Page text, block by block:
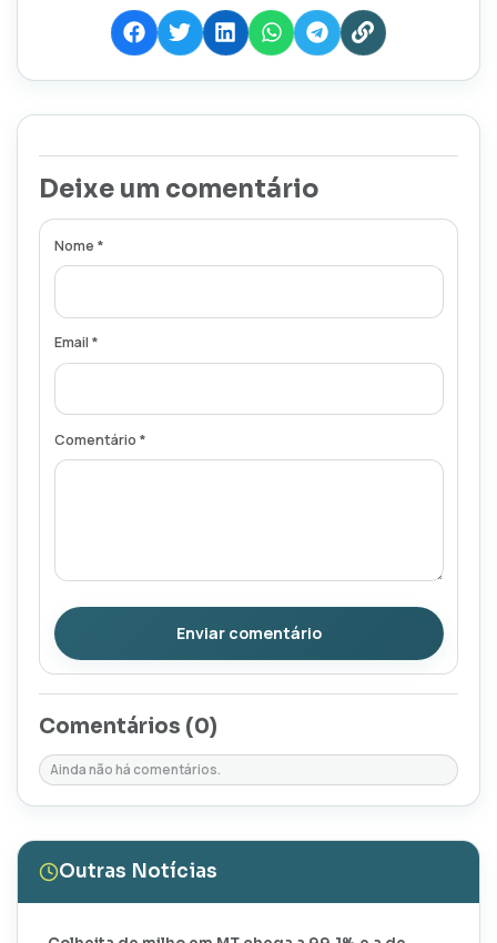
Deixe um comentário
Nome *
Email *
Comentário *
Enviar comentário
Comentários (0)
Ainda não há comentários.
Outras Notícias